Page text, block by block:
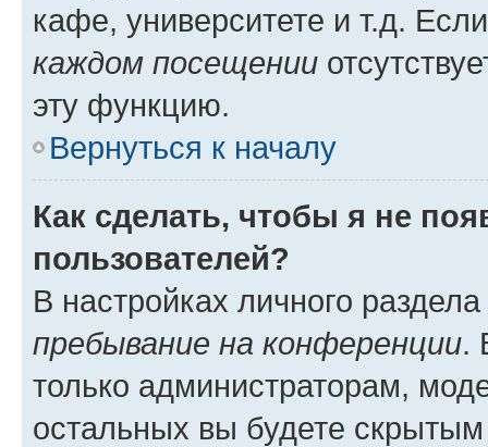
кафе, университете и т.д.
каждом посещении
эту функцию.
Вернуться к началу
Как сделать, чтобы я не
пользователей?
В настройках личного
пребывание на конференции.
только администраторам,
остальных вы будете